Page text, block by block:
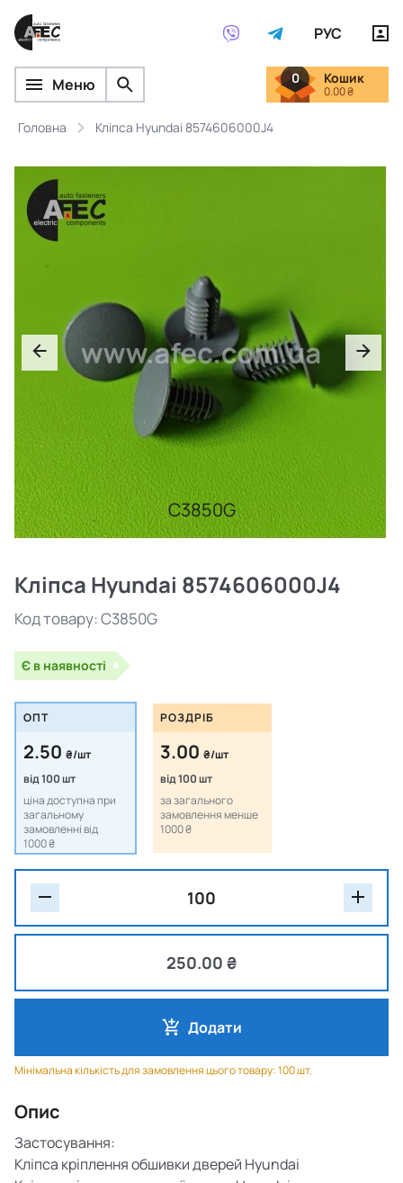
РУС
Меню 0 Кошик
0.00 ₴
Головна Кліпса Hyundai 8574606000J4
C3850G
Кліпса Hyundai 8574606000J4
Код товару:C3850G
Є в наявності
ОПТ
2.50 ₴/шт
від 100 шт
ціна доступна при
загальному
замовленні від
1000 ₴
РОЗДРІБ
3.00 ₴/шт
від 100 шт
за загального
замовлення менше
1000 ₴
250.00 ₴
Додати
Мінімальна кількість для замовлення цього товару: 100 шт.
Опис
Застосування:
Кліпса кріплення обшивки дверей Hyundai